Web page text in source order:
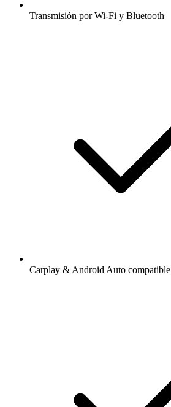
Transmisión por Wi-Fi y Bluetooth
Carplay & Android Auto compatible